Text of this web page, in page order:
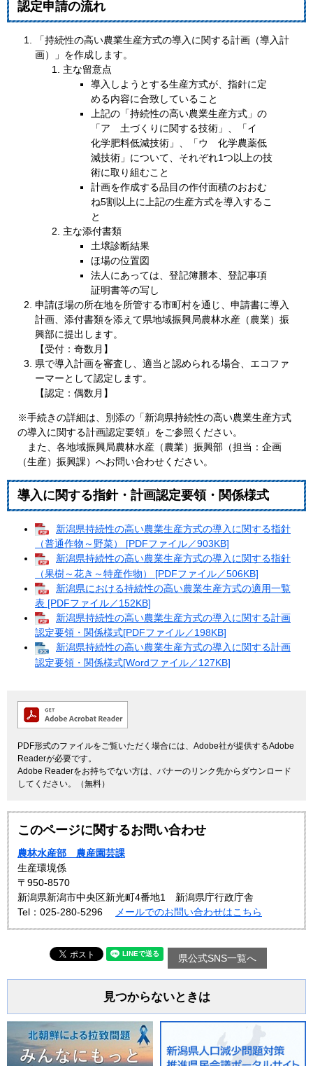
認定申請の流れ
「持続性の高い農業生産方式の導入に関する計画（導入計
画）」を作成します。
主な留意点
導入しようとする生産方式が、指針に定
める内容に合致していること
上記の「持続性の高い農業生産方式」の
「ア 土づくりに関する技術」、「イ
化学肥料低減技術」、「ウ 化学農薬低
減技術」について、それぞれ1つ以上の技
術に取り組むこと
計画を作成する品目の作付面積のおおむ
ね5割以上に上記の生産方式を導入するこ
と
主な添付書類
土壌診断結果
ほ場の位置図
法人にあっては、登記簿謄本、登記事項
証明書等の写し
申請ほ場の所在地を所管する市町村を通じ、申請書に導入
計画、添付書類を添えて県地域振興局農林水産（農業）振
興部に提出します。
【受付：奇数月】
県で導入計画を審査し、適当と認められる場合、エコファ
ーマーとして認定します。
【認定：偶数月】
※手続きの詳細は、別添の「新潟県持続性の高い農業生産方式
の導入に関する計画認定要領」をご参照ください。
また、各地域振興局農林水産（農業）振興部（担当：企画
（生産）振興課）へお問い合わせください。
導入に関する指針・計画認定要領・関係様式
新潟県持続性の高い農業生産方式の導入に関する指針
（普通作物～野菜） [PDFファイル／903KB]
新潟県持続性の高い農業生産方式の導入に関する指針
（果樹～花き～特産作物） [PDFファイル／506KB]
新潟県における持続性の高い農業生産方式の適用一覧
表 [PDFファイル／152KB]
新潟県持続性の高い農業生産方式の導入に関する計画
認定要領・関係様式[PDFファイル／198KB]
新潟県持続性の高い農業生産方式の導入に関する計画
認定要領・関係様式[Wordファイル／127KB]
PDF形式のファイルをご覧いただく場合には、Adobe社が提供するAdobe
Readerが必要です。
Adobe Readerをお持ちでない方は、バナーのリンク先からダウンロード
してください。（無料）
このページに関するお問い合わせ
農林水産部 農産園芸課
生産環境係
〒950-8570
新潟県新潟市中央区新光町4番地1 新潟県庁行政庁舎
Tel：025-280-5296
メールでのお問い合わせはこちら
県公式SNS一覧へ
見つからないときは